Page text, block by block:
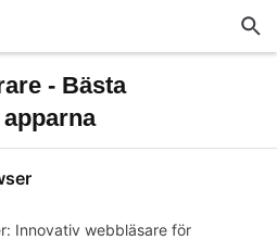
- Bästa
Innovativ webbläsare för